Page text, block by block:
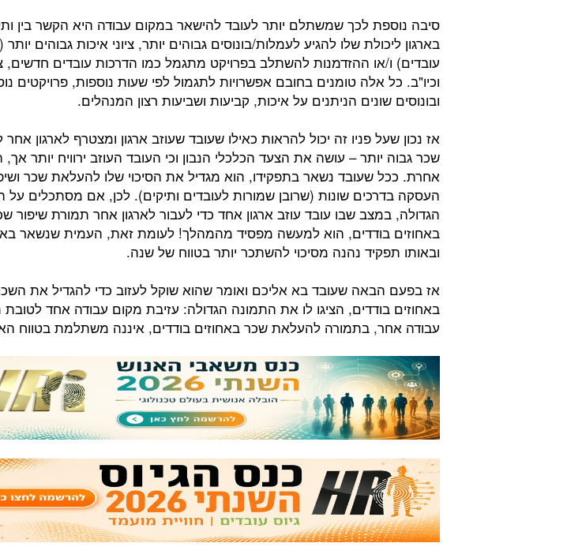
סיבה נוספת לכך שמשתלם יותר לעובד להישאר במקום עבודה היא הקשר בין
בארגון ליכולת שלו להגיע לעמלות/בונוסים גבוהים יותר, ציוני איכות גבוהים
עובדים) ו/או ההזדמנות להשתלב בפרויקט מתגמל כמו הדרכות עובדים חדשים,
וכיו"ב. כל אלה טומנים בחובם אפשרויות לתגמול לפי שעות נוספות, פרויקטים
ובונוסים שונים הניתנים על איכות, קביעות ושביעות רצון המנהלים.
אז נכון שעל פניו זה יכול להראות כאילו שעובד שעוזב ארגון ומצטרף לארגון
שכר גבוה יותר – עושה את הצעד הכלכלי הנבון וכי העובד העוזב ירוויח יותר אך,
אחרת. ככל שעובד נשאר בתפקידו, הוא מגדיל את הסיכוי שלו להעלאת שכר
העסקה בדרכים שונות (שרובן שמורות לעובדים ותיקים). לכן, אם מסתכלים על
הגדולה, במצב שבו עובד עוזב ארגון אחד כדי לעבור לארגון אחר תמורת שיפור
באחוזים בודדים, הוא למעשה מפסיד מהמהלך! לעומת זאת, העמית שנשאר
ובאותו תפקיד נהנה מסיכוי להשתכר יותר בטווח של שנה.
אז בפעם הבאה שעובד בא אליכם ואומר שהוא שוקל לעזוב כדי להגדיל את
באחוזים בודדים, הציגו לו את התמונה הגדולה: עזיבת מקום עבודה אחד
עבודה אחר, בתמורה להעלאת שכר באחוזים בודדים, איננה משתלמת בטווח